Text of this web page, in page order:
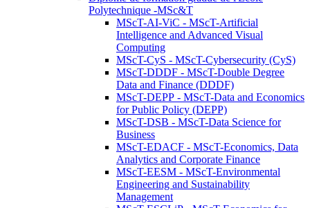
Polytechnique -MSc&T
MScT-AI-ViC - MScT-Artificial
Intelligence and Advanced Visual
Computing
MScT-CyS - MScT-Cybersecurity (CyS)
MScT-DDDF - MScT-Double Degree
Data and Finance (DDDF)
MScT-DEPP - MScT-Data and Economics
for Public Policy (DEPP)
MScT-DSB - MScT-Data Science for
Business
MScT-EDACF - MScT-Economics, Data
Analytics and Corporate Finance
MScT-EESM - MScT-Environmental
Engineering and Sustainability
Management